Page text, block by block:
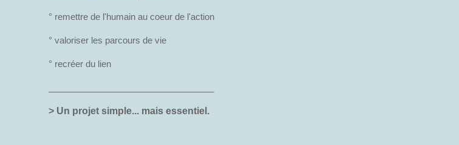
° remettre de l'humain au coeur de l'action
° valoriser les parcours de vie
° recréer du lien
> Un projet simple... mais essentiel.